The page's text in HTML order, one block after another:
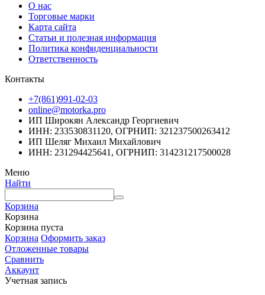
О нас
Торговые марки
Карта сайта
Статьи и полезная информация
Политика конфиденциальности
Ответственность
Контакты
+7(861)991-02-03
online@motorka.pro
ИП Широкян Александр Георгиевич
ИНН: 233530831120, ОГРНИП: 321237500263412
ИП Шеляг Михаил Михайлович
ИНН: 231294425641, ОГРНИП: 314231217500028
Меню
Найти
Корзина
Корзина
Корзина пуста
Корзина Оформить заказ
Отложенные товары
Сравнить
Аккаунт
Учетная запись